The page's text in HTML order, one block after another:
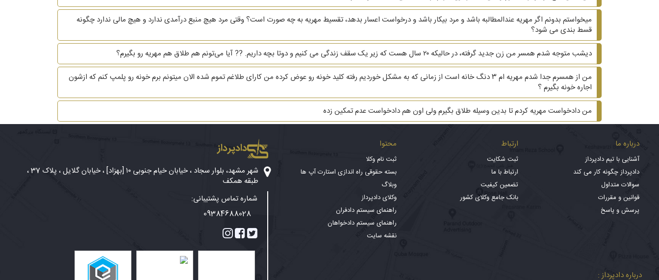
میخواستم بدونم اگر مهریه عندالمطالبه باشد و مرد بیکار باشد و درخواست اعسار بدهد، تقسیط مهریه به چه صورت است؟ وقتی مرد هیچ منبع درآمدی ندارد و هیچ مالی ندارد چگونه
قسط بندی می شود؟
دیشب متوجه شدم همسر من زن جدید گرفته، در حالیکه ۲۰ سال هست که زیر یک سقف زندگی می کنیم و دوتا بچه داریم. ?? آیا می‌تونم هم طلاق هم مهریه رو بگیرم؟
من از همسرم جدا شدم مهریه ام ۳ دنگ خانه است از زمانی که به مشکل خوردیم رفته کلید خونه رو عوض کرده من کارای طلاغم تموم شده الان میتونم برم خونه رو پلمپ کنم که ازشون
اجاره خونه بگیرم ؟
من دادخواست مهریه کردم تا بدین وسیله طلاق بگیرم ولی اون هم دادخواست عدم تمکین زده
درباره ما
آشنایی با تیم دادپرداز
دادپرداز چگونه کار می کند
سوالات متداول
قوانین و مقررات
پرسش و پاسخ
ارتباط
ثبت شکایت
ارتباط با ما
تضمین کیفیت
بانک جامع وکلای کشور
محتوا
ثبت نام وکلا
بسته حقوقی راه اندازی استارت آپ ها
وبلاگ
وکلای دادپرداز
راهنمای سیستم دادفران
راهنمای سیستم دادخواهان
نقشه سایت
درباره دادپرداز :
دادپرداز
شهر مشهد، بلوار سجاد ، خیابان خیام جنوبی ۱۰ [بهزاد] ، خیابان گلایل ، پلاک 37 ،
طبقه همکف
شماره تماس پشتیبانی:
09384688028